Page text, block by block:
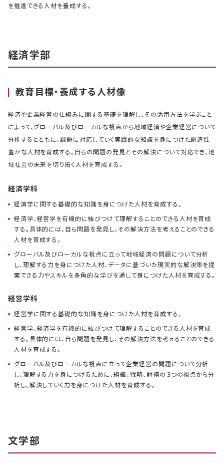
を推進できる人材を養成する。
経済学部
教育目標・養成する人材像
経済や企業経営の仕組みに関する基礎を理解し、その活用方法を学ぶこと
によって、グローバル及びローカルな視点から地域経済や企業経営について
分析するとともに、課題に対応していく実践的な知識を身につけた創造性
豊かな人材を育成する。自らの問題の発見とその解決について対応でき、地
域社会の未来を切り拓く人材を育成する。
経済学科
経済学に関する基礎的な知識を身につけた人材を育成する。
経済学、経営学を有機的に結びつけて理解することのできる人材を育成
する。具体的には、自ら問題を発見し、その解決方法を考えることのできる
人材を育成する。
グローバル及びローカルな視点に立って地域経済の問題について分析
し、理解する力を身につけた人材、データに基づいた現実的な解決策を提
案できる力やスキルを多角的な学びを通して身につけた人材を育成する。
経営学科
経営学に関する基礎的な知識を身につけた人材を育成する。
経営学、経済学を有機的に結びつけて理解することのできる人材を育成
する。具体的には、自ら問題を発見し、その解決方法を考えることのできる
人材を育成する。
グローバル及びローカルな視点に立って企業経営の問題について分析
し、理解する力を身につけるために、組織、戦略、財務の３つの視点から分
析し、解決していく力を身につけた人材を育成する。
文学部